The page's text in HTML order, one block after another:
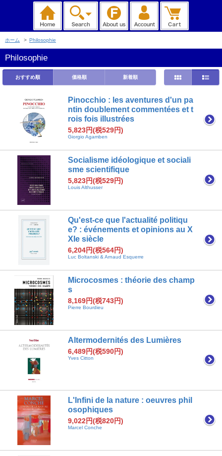
ホーム > Philosophie
Philosophie
おすすめ順 価格順 新着順
Pinocchio : les aventures d'un pa
ntin doublement commentées et t
rois fois illustrées
5,823円(税529円)
Giorgio Agamben
Socialisme idéologique et sociali
sme scientifique
5,823円(税529円)
Louis Althusser
Qu'est-ce que l'actualité politiqu
e? : événements et opinions au X
XIe siècle
6,204円(税564円)
Luc Boltanski & Arnaud Esquerre
Microcosmes : théorie des champ
s
8,169円(税743円)
Pierre Bourdieu
Altermodernités des Lumières
6,489円(税590円)
Yves Citton
L'Infini de la nature : oeuvres phil
osophiques
9,022円(税820円)
Marcel Conche